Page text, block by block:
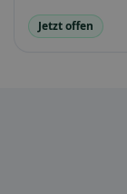
Jetzt offen